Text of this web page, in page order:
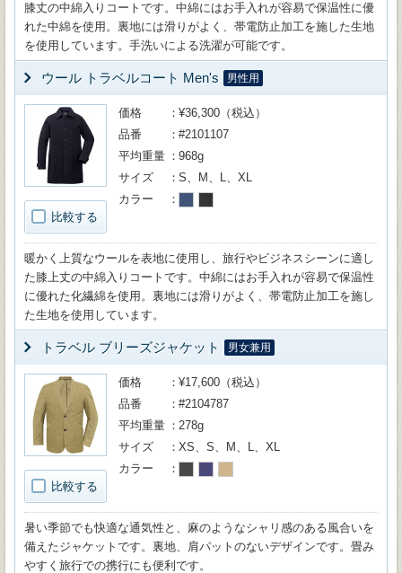
膝丈の中綿入りコートです。中綿にはお手入れが容易で保温性に優
れた中綿を使用。裏地には滑りがよく、帯電防止加工を施した生地
を使用しています。手洗いによる洗濯が可能です。
ウール トラベルコート Men's 男性用
比較する
価格
¥36,300（税込）
品番
#2101107
平均重量
968g
サイズ
S、M、L、XL
カラー
暖かく上質なウールを表地に使用し、旅行やビジネスシーンに適し
た膝上丈の中綿入りコートです。中綿にはお手入れが容易で保温性
に優れた化繊綿を使用。裏地には滑りがよく、帯電防止加工を施し
た生地を使用しています。
トラベル ブリーズジャケット 男女兼用
比較する
価格
¥17,600（税込）
品番
#2104787
平均重量
278g
サイズ
XS、S、M、L、XL
カラー
暑い季節でも快適な通気性と、麻のようなシャリ感のある風合いを
備えたジャケットです。裏地、肩パットのないデザインです。畳み
やすく旅行での携行にも便利です。